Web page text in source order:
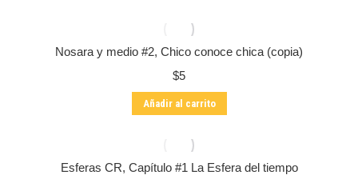
Nosara y medio #2, Chico conoce chica (copia)
$5
Añadir al carrito
Esferas CR, Capítulo #1 La Esfera del tiempo